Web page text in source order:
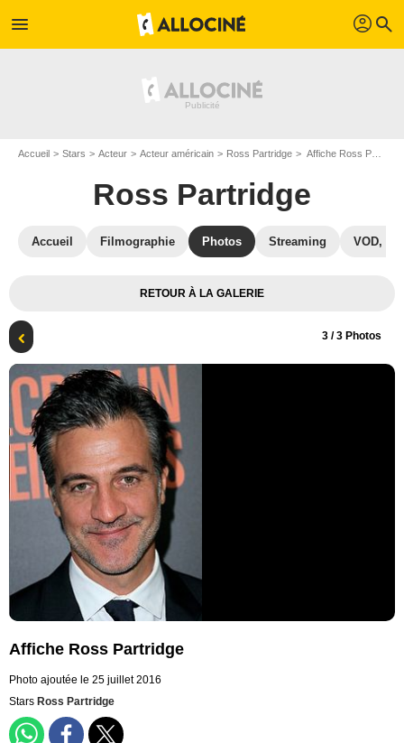
menu profil search
Accueil Stars Acteur Acteur américain Ross Partridge Affiche Ross Partridge
Ross Partridge
Accueil Filmographie Photos Streaming VOD,
RETOUR À LA GALERIE
3 / 3 Photos
Affiche Ross Partridge
Photo ajoutée le 25 juillet 2016
Stars Ross Partridge